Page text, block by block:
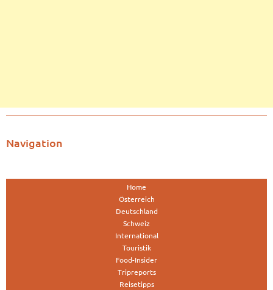
Navigation
Home
Österreich
Deutschland
Schweiz
International
Touristik
Food-Insider
Tripreports
Reisetipps